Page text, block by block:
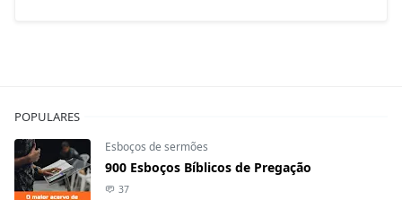
POPULARES
Esboços de sermões
900 Esboços Bíblicos de Pregação
37